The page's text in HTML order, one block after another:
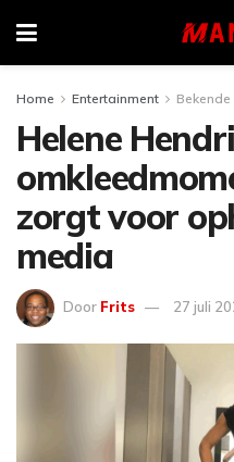
Home Entertainment
Helene
zorgt voor
media
Door Frits 27 juli